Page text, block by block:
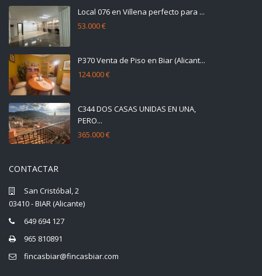
Local 076 en Villena perfecto para ...
53.000 €
P370 Venta de Piso en Biar (Alicant...
124.000 €
C344 DOS CASAS UNIDAS EN UNA,
PERO...
365.000 €
CONTACTAR
San Cristóbal, 2
03410 - BIAR (Alicante)
649 694 127
965 810891
fincasbiar@fincasbiar.com